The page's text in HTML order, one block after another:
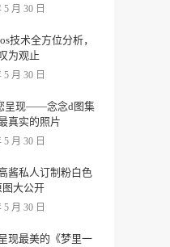
5 月 30 日
技术全方位分析，
为观止
5 月 30 日
呈现——念念d图集
真实的照片
5 月 30 日
酱私人订制粉白色
图大公开
5 月 30 日
现最美的《梦里一